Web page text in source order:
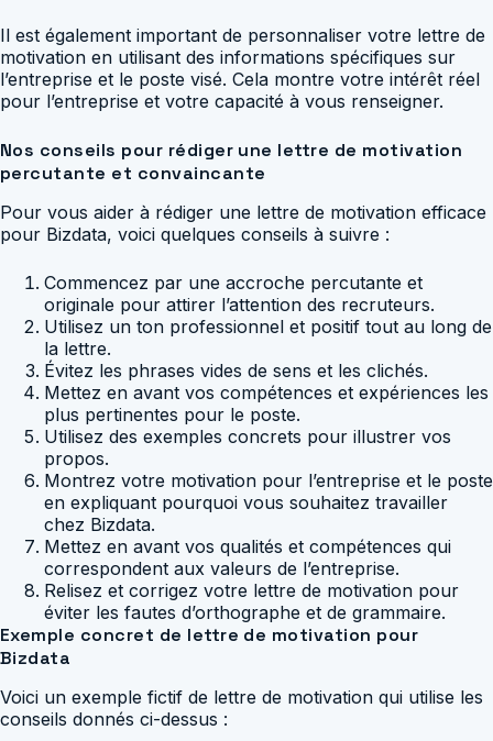
Il est également important de personnaliser votre lettre de
motivation en utilisant des informations spécifiques sur
l’entreprise et le poste visé. Cela montre votre intérêt réel
pour l’entreprise et votre capacité à vous renseigner.
Nos conseils pour rédiger une lettre de motivation
percutante et convaincante
Pour vous aider à rédiger une lettre de motivation efficace
pour Bizdata, voici quelques conseils à suivre :
Commencez par une accroche percutante et
originale pour attirer l’attention des recruteurs.
Utilisez un ton professionnel et positif tout au long de
la lettre.
Évitez les phrases vides de sens et les clichés.
Mettez en avant vos compétences et expériences les
plus pertinentes pour le poste.
Utilisez des exemples concrets pour illustrer vos
propos.
Montrez votre motivation pour l’entreprise et le poste
en expliquant pourquoi vous souhaitez travailler
chez Bizdata.
Mettez en avant vos qualités et compétences qui
correspondent aux valeurs de l’entreprise.
Relisez et corrigez votre lettre de motivation pour
éviter les fautes d’orthographe et de grammaire.
Exemple concret de lettre de motivation pour
Bizdata
Voici un exemple fictif de lettre de motivation qui utilise les
conseils donnés ci-dessus :